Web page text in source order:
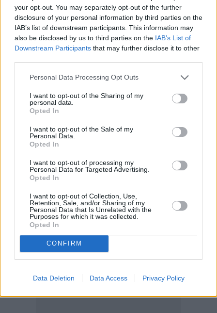
your opt-out. You may separately opt-out of the further
disclosure of your personal information by third parties on the
IAB’s list of downstream participants. This information may
also be disclosed by us to third parties on the IAB’s List of
Downstream Participants that may further disclose it to other
Personal Data Processing Opt Outs
I want to opt-out of the Sharing of my
personal data.
Opted In
I want to opt-out of the Sale of my
Personal Data.
Opted In
I want to opt-out of processing my
Personal Data for Targeted Advertising.
Opted In
I want to opt-out of Collection, Use,
Retention, Sale, and/or Sharing of my
Personal Data that Is Unrelated with the
Purposes for which it was collected.
Opted In
CONFIRM
Data Deletion Data Access Privacy Policy
Σύμφωνα με την Goldman Sachs οι βασικοί κίνδυνοι
που αντιμετωπίζουν οι ελληνικές τράπεζες είναι οι
ακόλουθοι: